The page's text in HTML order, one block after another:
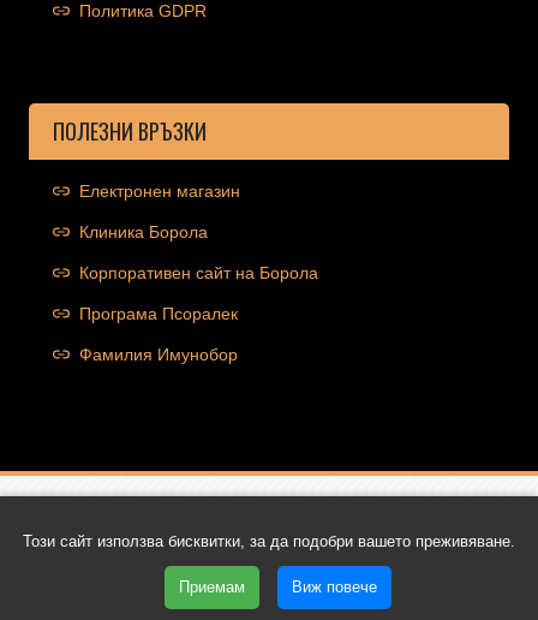
Политика GDPR
ПОЛЕЗНИ ВРЪЗКИ
Електронен магазин
Клиника Борола
Корпоративен сайт на Борола
Програма Псоралек
Фамилия Имунобор
Copyright © 2026 Ocolut.com | Всички права запазени | Уеб
дизайн и SEO от Трибест
Този сайт използва бисквитки, за да подобри вашето преживяване.
Приемам Виж повече